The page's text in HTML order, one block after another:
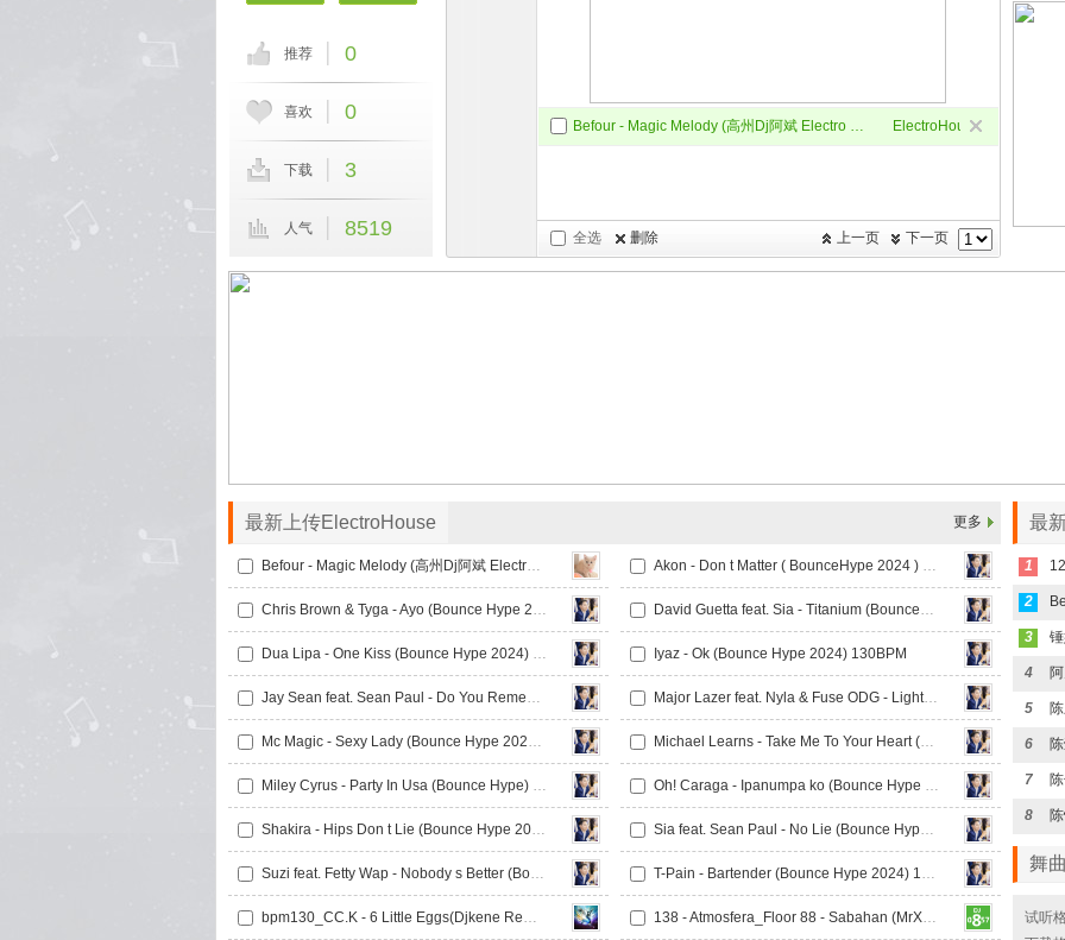
Befour - Magic Melody (高州Dj阿斌 Electro Mix ) ElectroHouse
全选 删除 下一页
上一页
推荐 0
喜欢 0
下载 3
人气 8519
最新上传ElectroHouse 更多
Befour - Magic Melody (高州Dj阿斌 Electro Mix ) Akon - Don t Matter ( BounceHype 2024 ) 130BPM
Chris Brown & Tyga - Ayo (Bounce Hype 2024) 130BPM David Guetta feat. Sia - Titanium (BounceHype) 130BPM
Dua Lipa - One Kiss (Bounce Hype 2024) 130BPM Iyaz - Ok (Bounce Hype 2024) 130BPM
Jay Sean feat. Sean Paul - Do You Remember (Bounce Hype 2024) 130BPM Major Lazer feat. Nyla & Fuse ODG - Light It Up (Bounce Hype 2024) 130BPM
Mc Magic - Sexy Lady (Bounce Hype 2024) 130BPM Michael Learns - Take Me To Your Heart (Bounce Hype 2024) 130BPM
Miley Cyrus - Party In Usa (Bounce Hype) 130BPM Oh! Caraga - Ipanumpa ko (Bounce Hype 2024) 130BPM
Shakira - Hips Don t Lie (Bounce Hype 2024) 130BPM Sia feat. Sean Paul - No Lie (Bounce Hype 2024) 130BPM
Suzi feat. Fetty Wap - Nobody s Better (Bounce Hype 2024) 130BPM T-Pain - Bartender (Bounce Hype 2024) 130BPM
bpm130_CC.K - 6 Little Eggs(Djkene ReMix) 138 - Atmosfera_Floor 88 - Sabahan (MrX_新弹跳 Melbourne bounce Bootleg)
最
1
2
3
4
5
6
7
8
舞
试听